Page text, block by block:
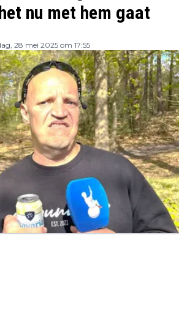
nu met hem gaat
28 mei 2025 om 17:55